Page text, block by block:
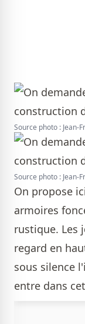
Source photo : Jean-
Source photo : Jean-
On propose
armoires
rustique. Les
regard en
sous silence
entre dans